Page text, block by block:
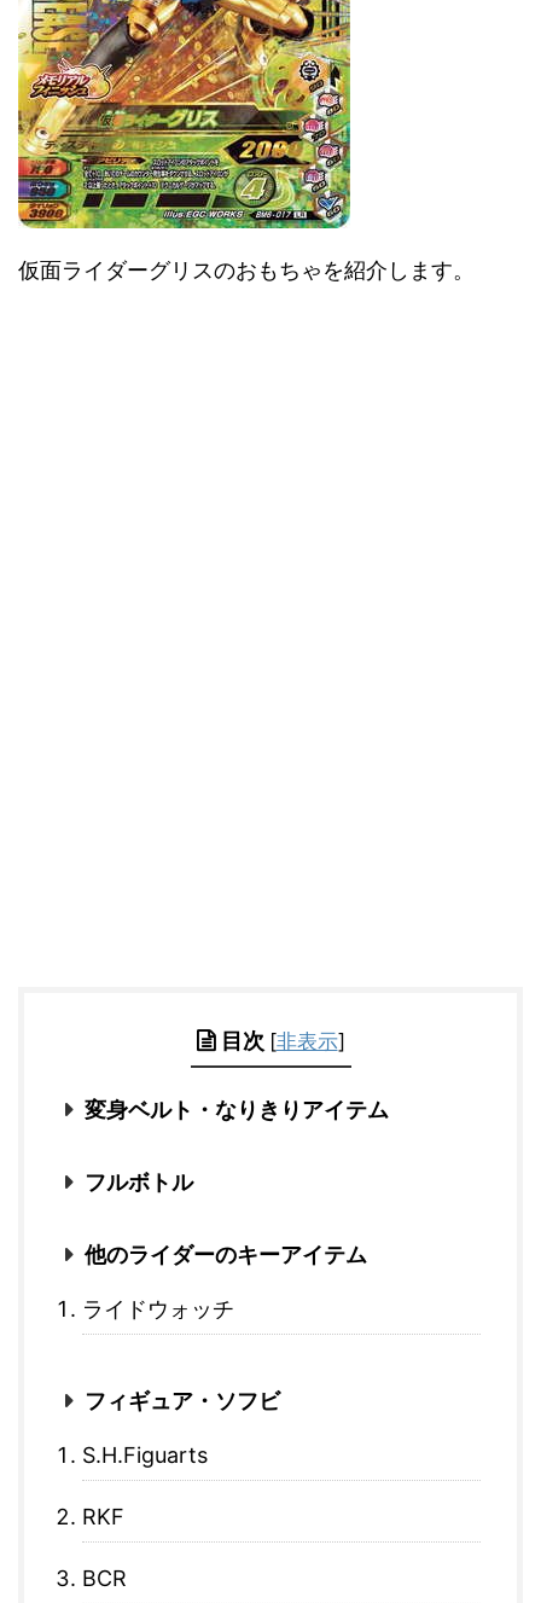
仮面ライダーグリスのおもちゃを紹介します。
目次 [非表示]
変身ベルト・なりきりアイテム
フルボトル
他のライダーのキーアイテム
ライドウォッチ
フィギュア・ソフビ
S.H.Figuarts
RKF
BCR